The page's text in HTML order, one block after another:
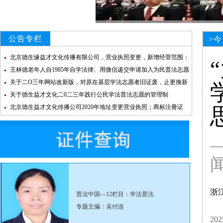
公告专栏
北京德生缘益才文化传播有限公司，营业执照变更，新增经菅范围：
王林德老年人自1985年自学法律、用微信递交申请加入为民普法志愿
关于二O三年网站改新版，对原在基层学法志愿者旧证废，止更換新
关于德生益才文化二0二三年践行公民学法普法志愿的管理制
北京德生益才文化传播公司2020年地址变更营业执照；商标注冊证
（国际分类45；35；3）德生益才文化登记信息；
普法中国—12栏目：学法普法
专题主编：吴付连
>
浙